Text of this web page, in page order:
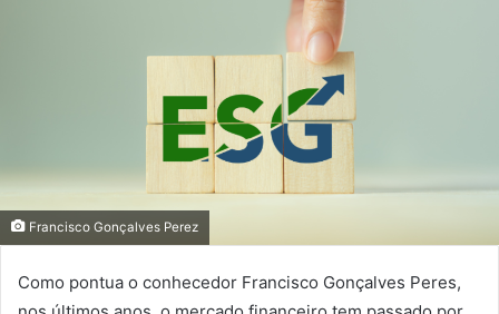
Francisco Gonçalves Perez
Como pontua o conhecedor Francisco Gonçalves Peres,